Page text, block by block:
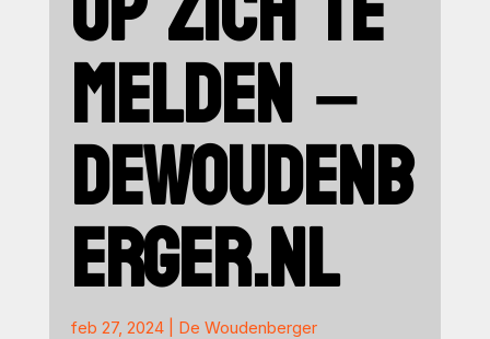
MELDEN –
DEWOUDENB
ERGER.NL
feb 27, 2024| De Woudenberger